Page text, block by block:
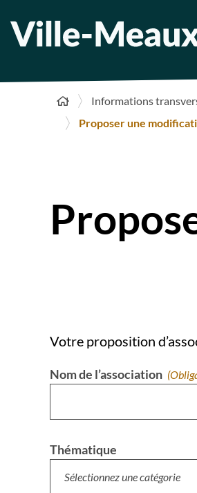
Informations
Proposer une
Votre proposition
Nom de l’association
Thématique